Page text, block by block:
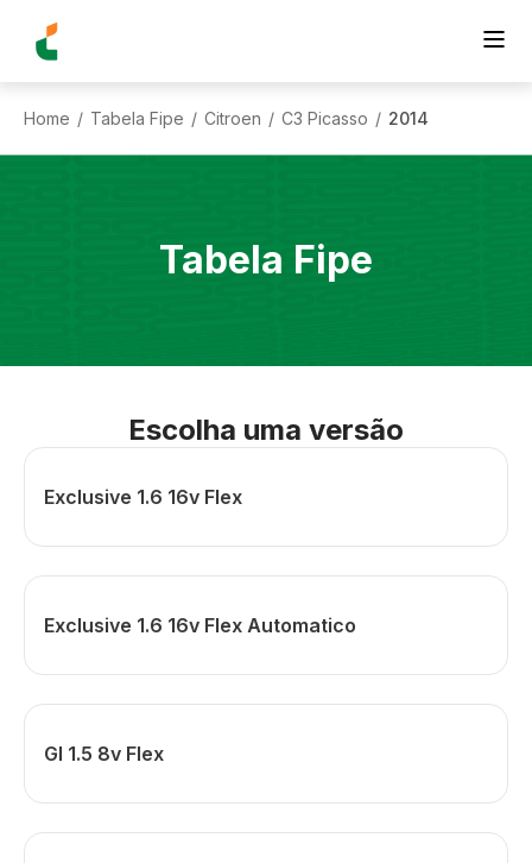
Home / Tabela Fipe / Citroen / C3 Picasso / 2014
Tabela Fipe
Escolha uma versão
Exclusive 1.6 16v Flex
Exclusive 1.6 16v Flex Automatico
Gl 1.5 8v Flex